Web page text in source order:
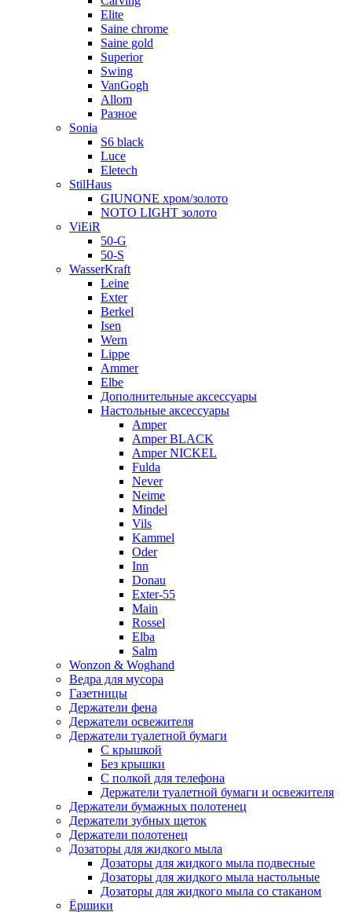
Elite
Saine chrome
Saine gold
Superior
Swing
VanGogh
Allom
Разное
Sonia
S6 black
Luce
Eletech
StilHaus
GIUNONE хром/золото
NOTO LIGHT золото
ViEiR
50-G
50-S
WasserKraft
Leine
Exter
Berkel
Isen
Wern
Lippe
Ammer
Elbe
Дополнительные аксессуары
Настольные аксессуары
Amper
Amper BLACK
Amper NICKEL
Fulda
Never
Neime
Mindel
Vils
Kammel
Oder
Inn
Donau
Exter-55
Main
Rossel
Elba
Salm
Wonzon & Woghand
Ведра для мусора
Газетницы
Держатели фена
Держатели освежителя
Держатели туалетной бумаги
С крышкой
Без крышки
С полкой для телефона
Держатели туалетной бумаги и освежителя
Держатели бумажных полотенец
Держатели зубных щеток
Держатели полотенец
Дозаторы для жидкого мыла
Дозаторы для жидкого мыла подвесные
Дозаторы для жидкого мыла настольные
Дозаторы для жидкого мыла со стаканом
Ёршики